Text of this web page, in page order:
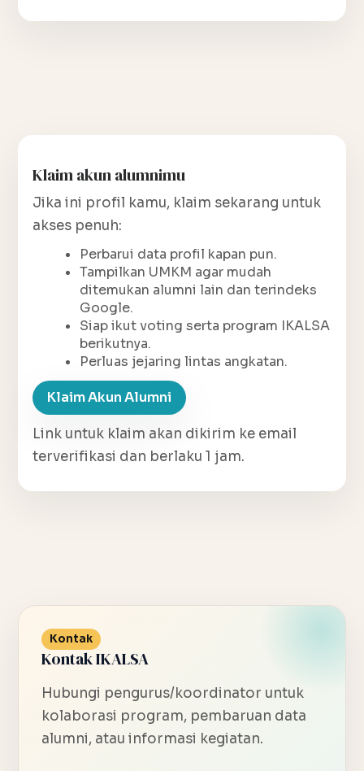
Klaim akun alumnimu
Jika ini profil kamu, klaim sekarang untuk
akses penuh:
Perbarui data profil kapan pun.
Tampilkan UMKM agar mudah
ditemukan alumni lain dan terindeks
Google.
Siap ikut voting serta program IKALSA
berikutnya.
Perluas jejaring lintas angkatan.
Klaim Akun Alumni
Link untuk klaim akan dikirim ke email
terverifikasi dan berlaku 1 jam.
Kontak
Kontak IKALSA
Hubungi pengurus/koordinator untuk
kolaborasi program, pembaruan data
alumni, atau informasi kegiatan.